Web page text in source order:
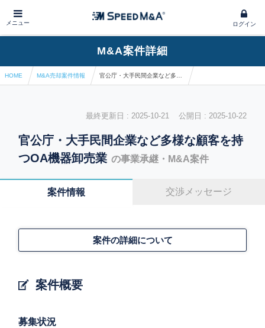
メニュー ログイン
M&A案件詳細
HOME M&A売却案件情報
最終更新日 : 2025-10-21 公開日 : 2025-10-22
官公庁・大手民間企業など多様な顧客を持
つOA機器卸売業 の事業承継・M&A案件
案件情報 交渉メッセージ
案件概要
案件の詳細について
募集状況